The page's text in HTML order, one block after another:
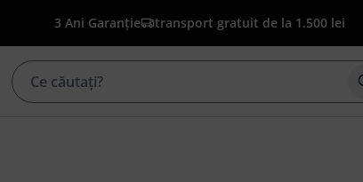
3 Ani Garanție transport gratuit de la 1.500 lei